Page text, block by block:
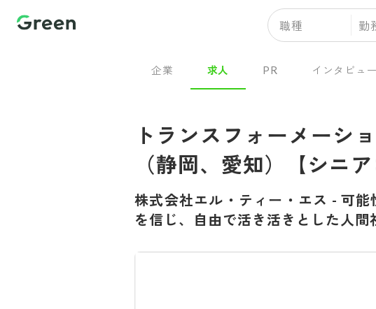
職種 勤
企業 求人 PR インタビュー
トランスフォーメーシ
（静岡、愛知）【シニ
株式会社エル・ティー・エス - 可能
を信じ、自由で活き活きとした人間